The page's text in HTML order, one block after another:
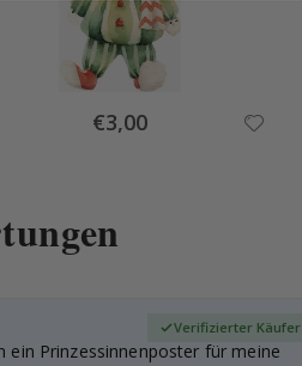
Special
Price
€3,00
ein Prinzessinnenposter für meine
Verifizierter Käufer